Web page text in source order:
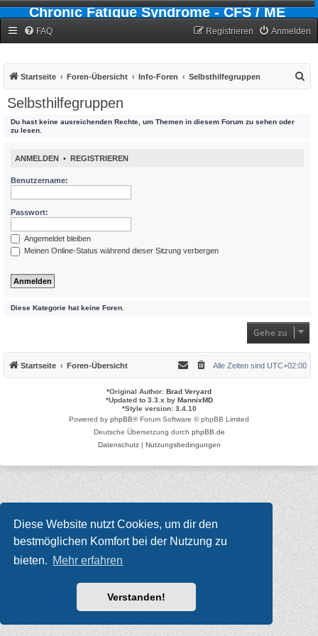
Diese Website nutzt Cookies, um dir den
bestmöglichen Komfort bei der Nutzung zu
bieten. Mehr erfahren
Verstanden!
Chronic Fatigue Syndrome - CFS / ME
FAQ Anmelden
Registrieren
Startseite Foren-Übersicht Info-Foren Selbsthilfegruppen
Selbsthilfegruppen
Du hast keine ausreichenden Rechte, um Themen in diesem Forum zu sehen oder
zu lesen.
ANMELDEN • REGISTRIEREN
Benutzername:
Passwort:
Angemeldet bleiben
Meinen Online-Status während dieser Sitzung verbergen
Diese Kategorie hat keine Foren.
Gehe zu
Startseite Foren-Übersicht Alle Zeiten sind UTC+02:00
*Original Author: Brad Veryard
*Updated to 3.3.x by MannixMD
*Style version: 3.4.10
Powered by phpBB® Forum Software © phpBB Limited
Deutsche Übersetzung durch phpBB.de
Datenschutz| Nutzungsbedingungen